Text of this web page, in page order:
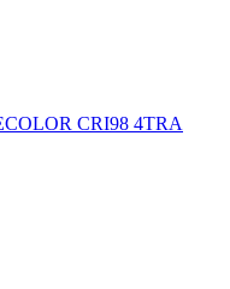
CRI98 4TRA